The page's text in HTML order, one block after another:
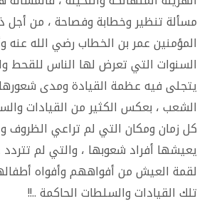
مسألة تنظير وخطابة وفصاحة ، من أجل
المؤمنين عمر بن الخطاب رضي الله عنه
السنوات التي تعرض لها الناس
يتجلى فيه عظمة القيادة ومدى
الشعب ، بعكس الكثير من القيادات
كل زمان ومكان التي لم تراعي الظروف
يعيشها أفراد شعوبها ، والتي لم
لقمة العيش من أفواههم وأفواه
تلك القيادات والسلطات الحاكمة ..!!